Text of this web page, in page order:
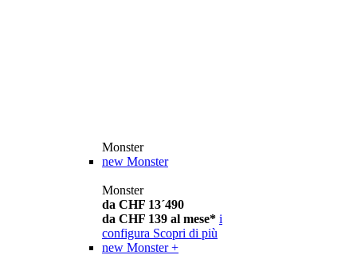
Monster
new Monster
Monster
da CHF 13´490
da CHF 139 al mese* i
configura Scopri di più
new Monster +